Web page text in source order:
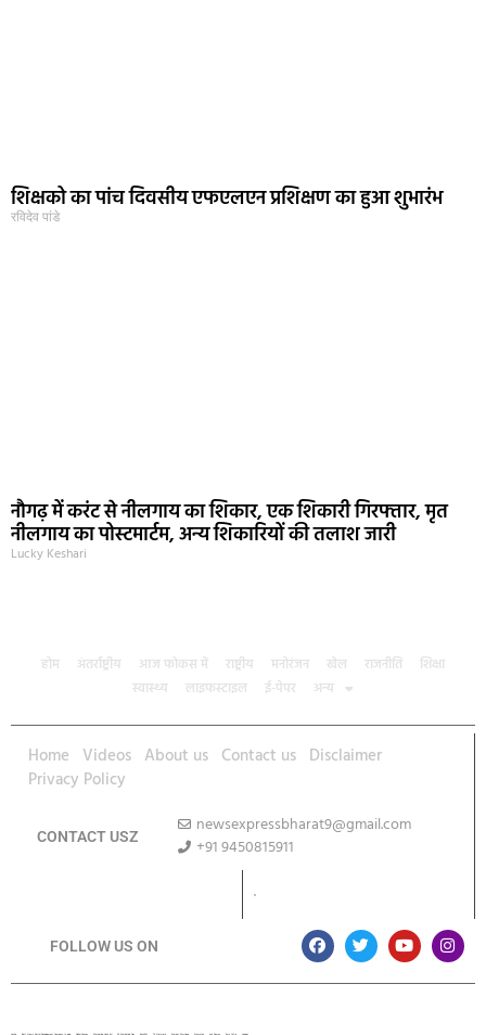
शिक्षको का पांच दिवसीय एफएलएन प्रशिक्षण का हुआ शुभारंभ
रविदेव पांडे
नौगढ़ में करंट से नीलगाय का शिकार, एक शिकारी गिरफ्तार, मृत
नीलगाय का पोस्टमार्टम, अन्य शिकारियों की तलाश जारी
Lucky Keshari
होम अंतर्राष्ट्रीय आज फोकस में राष्ट्रीय मनोरंजन खेल राजनीति
शिक्षा
स्वास्थ्य
लाइफस्टाइल ई-पेपर अन्य
Home Videos About us Contact us Disclaimer
Privacy Policy
CONTACT USZ
newsexpressbharat9@gmail.com
+91 9450815911
FOLLOW US ON